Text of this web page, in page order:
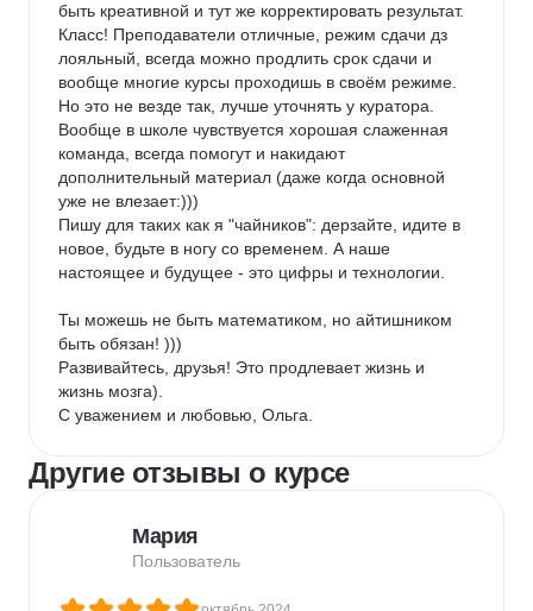
быть креативной и тут же корректировать результат.
Класс! Преподаватели отличные, режим сдачи дз
лояльный, всегда можно продлить срок сдачи и
вообще многие курсы проходишь в своём режиме.
Но это не везде так, лучше уточнять у куратора.
Вообще в школе чувствуется хорошая слаженная
команда, всегда помогут и накидают
дополнительный материал (даже когда основной
уже не влезает:)))
Пишу для таких как я "чайников": дерзайте, идите в
новое, будьте в ногу со временем. А наше
настоящее и будущее - это цифры и технологии.
Ты можешь не быть математиком, но айтишником
быть обязан! )))
Развивайтесь, друзья! Это продлевает жизнь и
жизнь мозга).
С уважением и любовью, Ольга.
Другие отзывы о курсе
Мария
Пользователь